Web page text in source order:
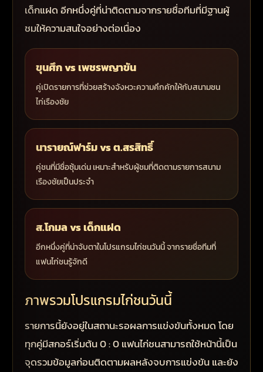
เด็กแฝด อีกหนึ่งคู่ที่น่าติดตามจากรายชื่อทีมที่มีฐานผู้
ชมให้ความสนใจอย่างต่อเนื่อง
ขุนศึก vs เพชรพญาขัน
คู่เปิดรายการที่ช่วยสร้างจังหวะความคึกคักให้กับสนามชน
ไก่เรืองชัย
นารายณ์ฟาร์ม vs ต.สรสิทธิ์
คู่ชนที่มีชื่อซุ้มเด่น เหมาะสำหรับผู้ชมที่ติดตามรายการสนาม
เรืองชัยเป็นประจำ
ส.โกมล vs เด็กแฝด
อีกหนึ่งคู่ที่น่าจับตาในโปรแกรมไก่ชนวันนี้ จากรายชื่อทีมที่
แฟนไก่ชนรู้จักดี
ภาพรวมโปรแกรมไก่ชนวันนี้
รายการนี้ยังอยู่ในสถานะรอผลการแข่งขันทั้งหมด โดย
ทุกคู่มีสกอร์เริ่มต้น 0 : 0 แฟนไก่ชนสามารถใช้หน้านี้เป็น
จุดรวมข้อมูลก่อนติดตามผลหลังจบการแข่งขัน และยัง